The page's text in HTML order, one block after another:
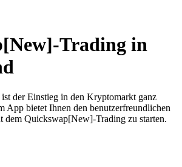
Trading in
der Einstieg in den Kryptomarkt ganz
App bietet Ihnen den benutzerfreundlichen
dem Quickswap[New]-Trading zu starten.